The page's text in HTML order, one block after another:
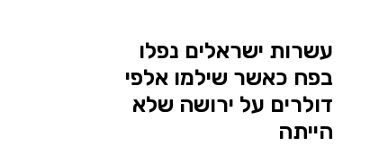
עשרות ישראלים נפלו
בפח כאשר שילמו אלפי
דולרים על ירושה שלא
הייתה